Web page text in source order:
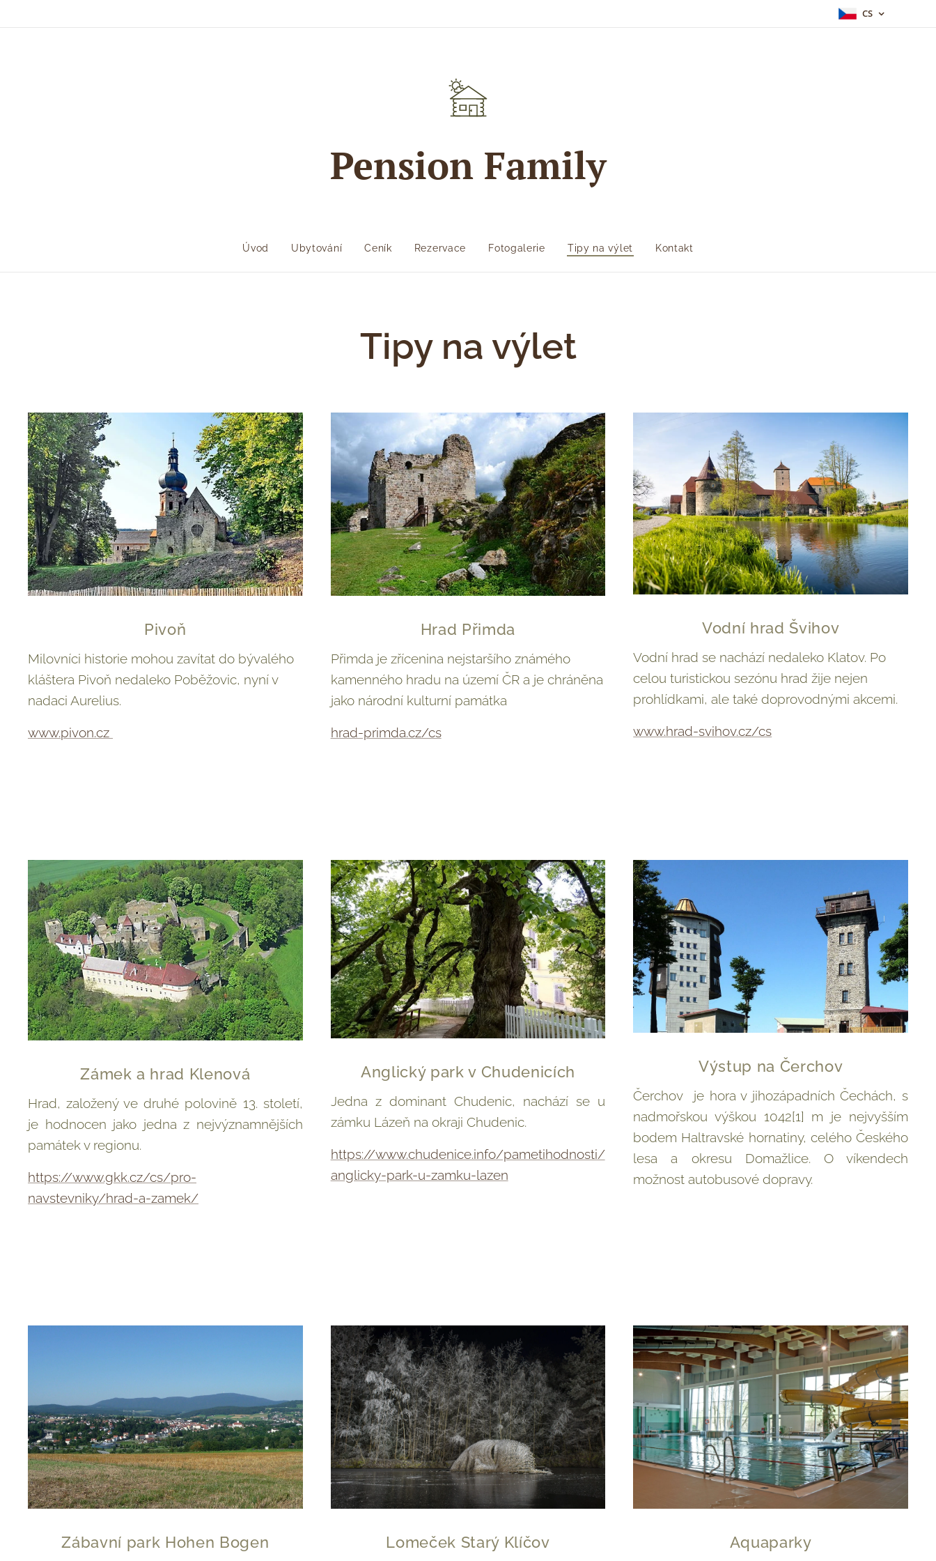
CS
Pension Family
Úvod Ubytování Ceník Rezervace Fotogalerie Tipy na výlet Kontakt
Tipy na výlet
Pivoň
Milovníci historie mohou zavítat do bývalého
kláštera Pivoň nedaleko Poběžovic, nyní v
nadaci Aurelius.
www.pivon.cz
Hrad Přimda
Přimda je zřícenina nejstaršího známého
kamenného hradu na území ČR a je chráněna
jako národní kulturní památka
hrad-primda.cz/cs
Vodní hrad Švihov
Vodní hrad se nachází nedaleko Klatov. Po
celou turistickou sezónu hrad žije nejen
prohlídkami, ale také doprovodnými akcemi.
www.hrad-svihov.cz/cs
Zámek a hrad Klenová
Hrad, založený ve druhé polovině 13. století,
je hodnocen jako jedna z nejvýznamnějších
památek v regionu.
https://www.gkk.cz/cs/pro-
navstevniky/hrad-a-zamek/
Anglický park v Chudenicích
Jedna z dominant Chudenic, nachází se u
zámku Lázeň na okraji Chudenic.
https://www.chudenice.info/pametihodnosti/
anglicky-park-u-zamku-lazen
Výstup na Čerchov
Čerchov
je hora v jihozápadních Čechách, s
nadmořskou výškou 1042[1] m je nejvyšším
bodem Haltravské hornatiny, celého Českého
lesa a okresu Domažlice. O víkendech
možnost autobusové dopravy.
Zábavní park Hohen Bogen Lomeček Starý Klíčov Aquaparky